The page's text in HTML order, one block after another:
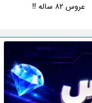
عروس 82 ساله !!